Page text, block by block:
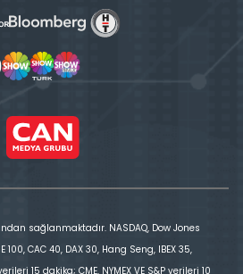
sağlanmaktadır. NASDAQ, Dow Jones
100, CAC 40, DAX 30, Hang Seng, IBEX 35,
15 dakika; CME, NYMEX VE S&P verileri 10